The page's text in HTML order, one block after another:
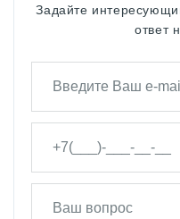
Задайте
ответ